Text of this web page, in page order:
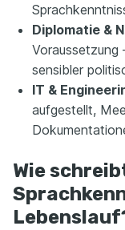
Diplomatie &
Voraussetzung
sensibler
IT &
aufgestellt,
Wie